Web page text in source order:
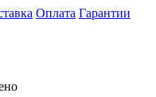
Оплата Гарантии